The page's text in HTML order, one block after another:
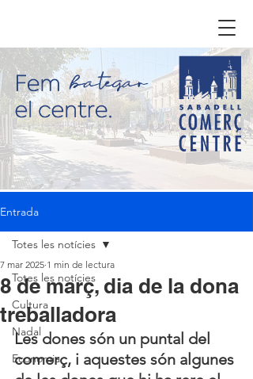
Entrada
Totes les notícies
Cultura
Nadal
Economia
Totes les notícies
8 de març, dia de la dona
treballadora
7 mar 2025 1 min de lectura
Les dones són un puntal del
comerç, i aquestes són algunes